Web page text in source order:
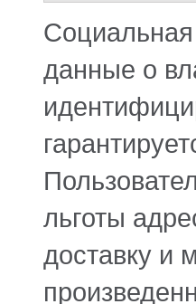
данные о
льготы
доставку и